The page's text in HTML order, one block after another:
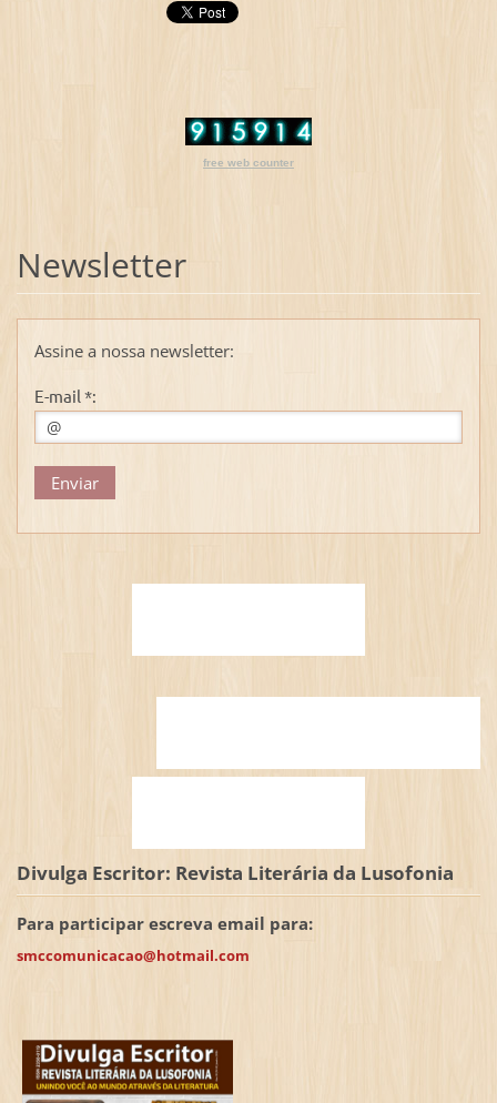
free web counter
Newsletter
Assine a nossa newsletter:
E-mail *:
Divulga Escritor: Revista Literária da Lusofonia
Para participar escreva email para:
smccomunicacao@hotmail.com